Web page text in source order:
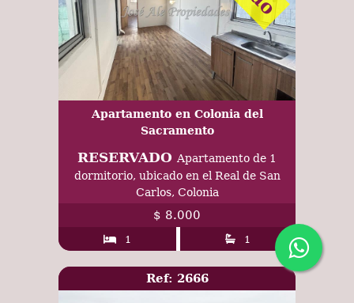
Apartamento en Colonia del
Sacramento
RESERVADO Apartamento de 1
dormitorio, ubicado en el Real de San
Carlos, Colonia
$ 8.000
1 1
Ref: 2666